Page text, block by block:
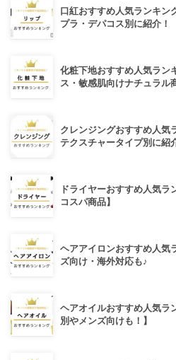
口紅おすすめ人気ランキン
プラ・デパコス別に紹介！
化粧下地おすすめ人気ラン
ス・敏感肌向けナチュラル
クレンジングおすすめ人気
テクスチャータイプ別に紹
ドライヤーおすすめ人気ラ
コスパ商品】
ヘアアイロンおすすめ人気
ズ向け・海外対応も♪
ヘアオイルおすすめ人気ラ
別やメンズ向けも！】